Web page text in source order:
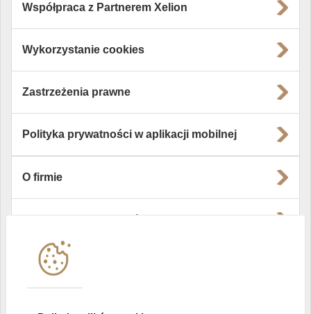
Współpraca z Partnerem Xelion
Wykorzystanie cookies
Zastrzeżenia prawne
Polityka prywatności w aplikacji mobilnej
O firmie
Instytucje współpracujące